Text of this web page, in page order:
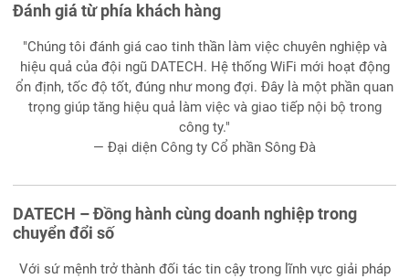
Đánh giá từ phía khách hàng
"Chúng tôi đánh giá cao tinh thần làm việc chuyên nghiệp và
hiệu quả của đội ngũ DATECH. Hệ thống WiFi mới hoạt động
ổn định, tốc độ tốt, đúng như mong đợi. Đây là một phần quan
trọng giúp tăng hiệu quả làm việc và giao tiếp nội bộ trong
công ty."
— Đại diện Công ty Cổ phần Sông Đà
DATECH – Đồng hành cùng doanh nghiệp trong
chuyển đổi số
Với sứ mệnh trở thành đối tác tin cậy trong lĩnh vực giải pháp